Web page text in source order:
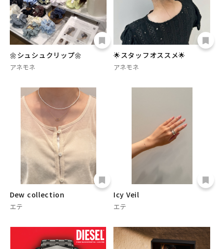
🌼シュシュクリップ🌼
アネモネ
🌟スタッフオススメ🌟
アネモネ
Dew collection
エテ
Icy Veil
エテ